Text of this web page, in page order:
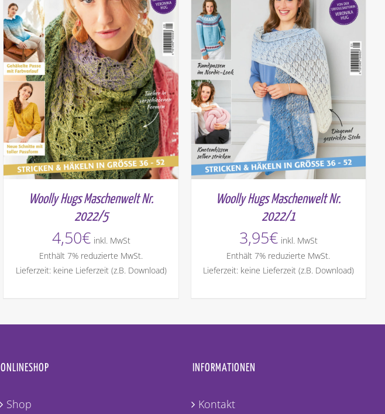
Woolly Hugs Maschenwelt Nr.
2022/5
4,50€ inkl. MwSt
Enthält 7% reduzierte MwSt.
Lieferzeit: keine Lieferzeit (z.B. Download)
Woolly Hugs Maschenwelt Nr.
2022/1
3,95€ inkl. MwSt
Enthält 7% reduzierte MwSt.
Lieferzeit: keine Lieferzeit (z.B. Download)
ONLINESHOP
Shop
INFORMATIONEN
Kontakt